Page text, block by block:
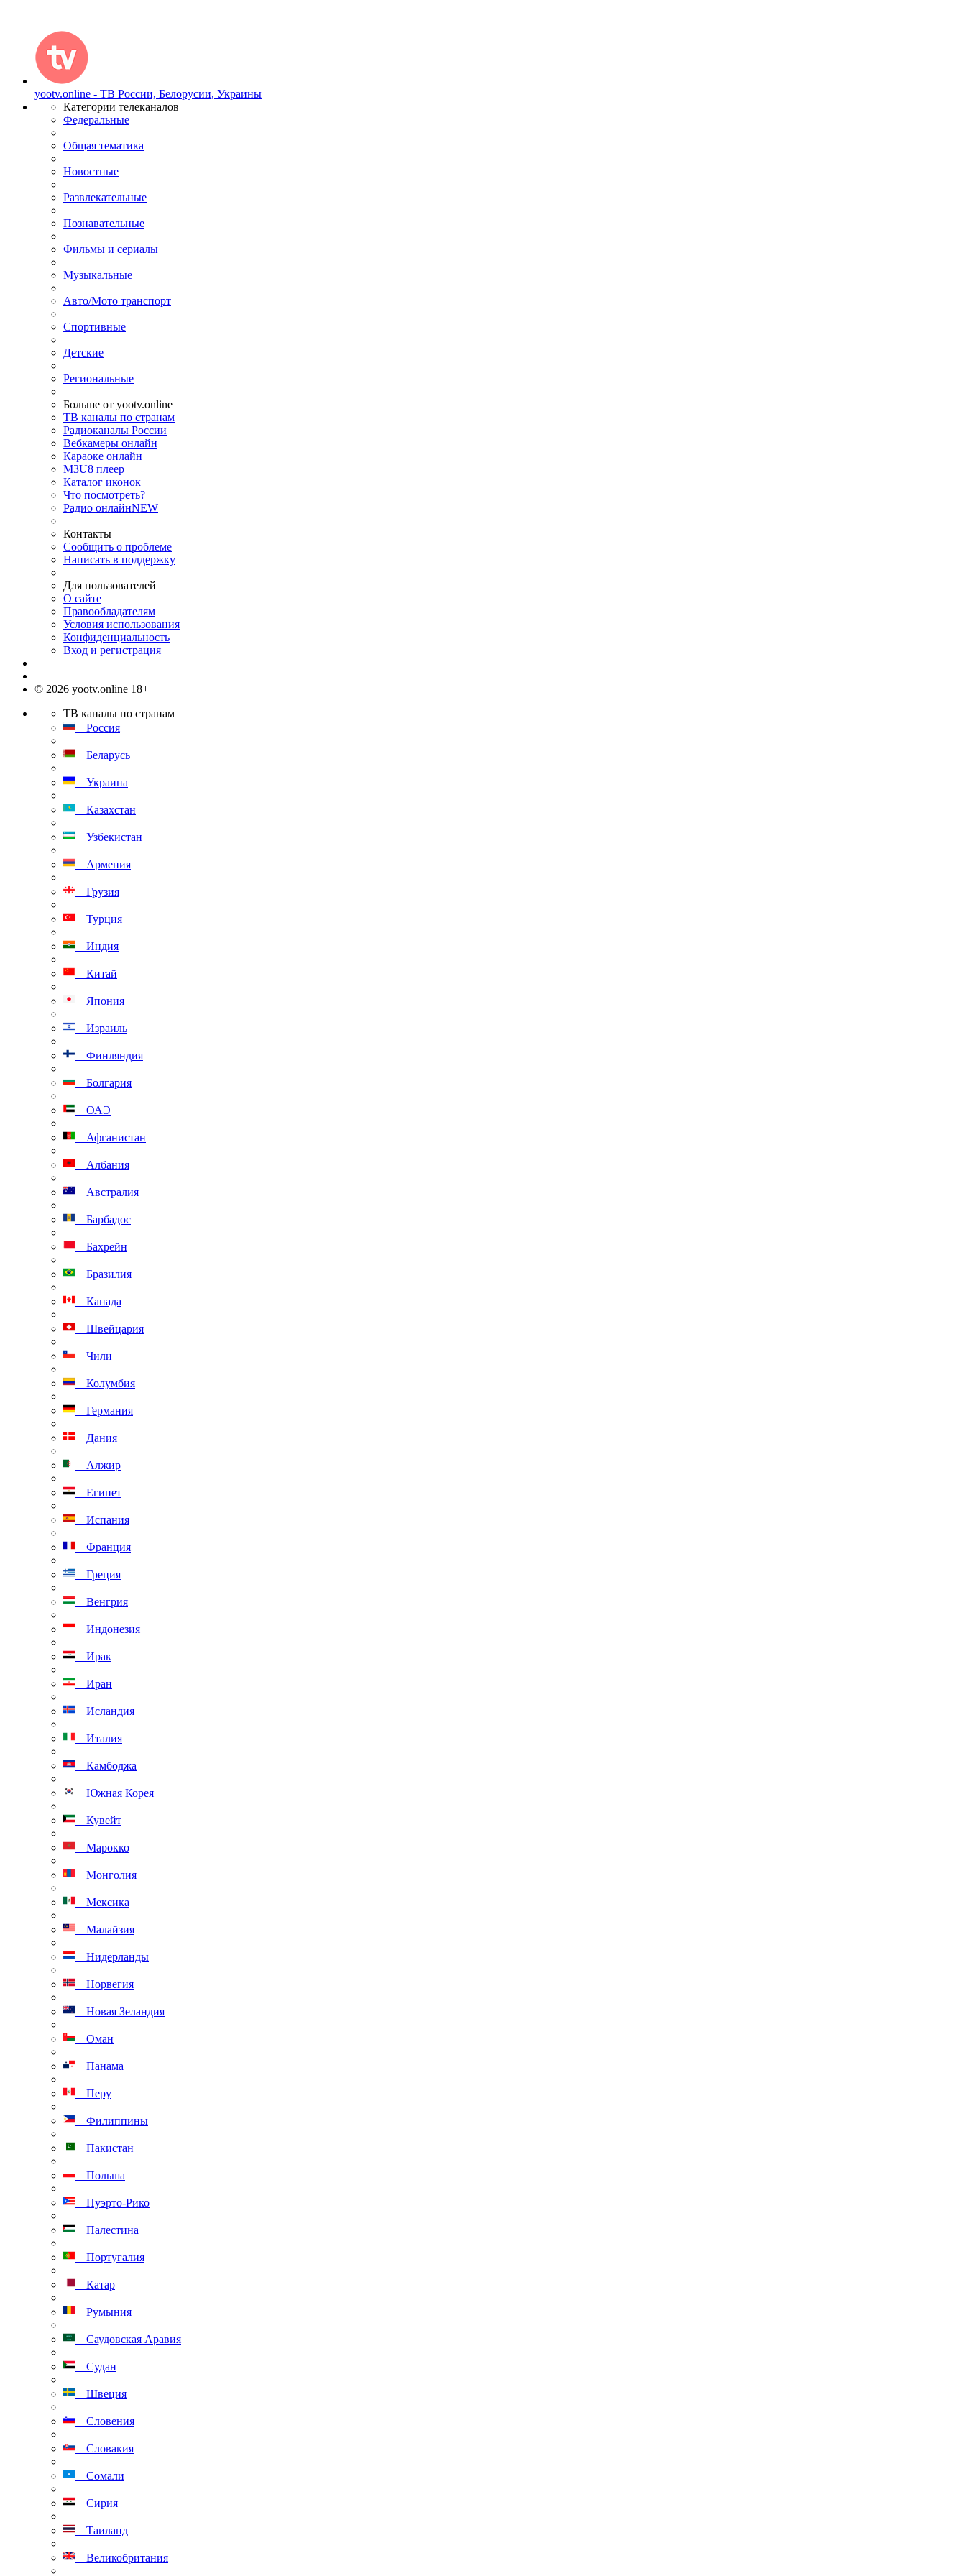
yootv.online - ТВ России, Белорусии, Украины
Категории телеканалов
Федеральные
Общая тематика
Новостные
Развлекательные
Познавательные
Фильмы и сериалы
Музыкальные
Авто/Мото транспорт
Спортивные
Детские
Региональные
Больше от yootv.online
ТВ каналы по странам
Радиоканалы России
Вебкамеры онлайн
Караоке онлайн
M3U8 плеер
Каталог иконок
Что посмотреть?
Радио онлайнNEW
Контакты
Сообщить о проблеме
Написать в поддержку
Для пользователей
О сайте
Правообладателям
Условия использования
Конфиденциальность
Вход и регистрация
© 2026 yootv.online 18+
ТВ каналы по странам
Россия
Беларусь
Украина
Казахстан
Узбекистан
Армения
Грузия
Турция
Индия
Китай
Япония
Израиль
Финляндия
Болгария
ОАЭ
Афганистан
Албания
Австралия
Барбадос
Бахрейн
Бразилия
Канада
Швейцария
Чили
Колумбия
Германия
Дания
Алжир
Египет
Испания
Франция
Греция
Венгрия
Индонезия
Ирак
Иран
Исландия
Италия
Камбоджа
Южная Корея
Кувейт
Марокко
Монголия
Мексика
Малайзия
Нидерланды
Норвегия
Новая Зеландия
Оман
Панама
Перу
Филиппины
Пакистан
Польша
Пуэрто-Рико
Палестина
Португалия
Катар
Румыния
Саудовская Аравия
Судан
Швеция
Словения
Словакия
Сомали
Сирия
Таиланд
Великобритания